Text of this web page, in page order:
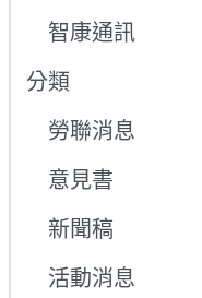
智康通訊
分類
勞聯消息
意見書
新聞稿
活動消息